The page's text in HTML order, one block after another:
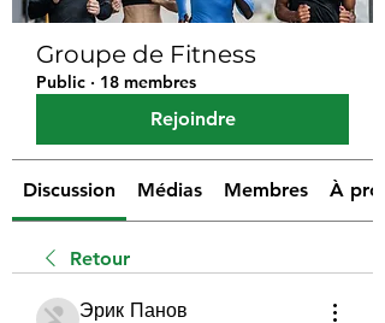
Groupe de Fitness
Public · 18 membres
Rejoindre
Discussion Médias Membres À
Retour
Эрик Панов